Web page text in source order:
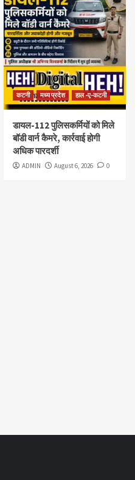
कटनी मध्य प्रदेश हाल -ए-कटनी
डायल-112 पुलिसकर्मियों को मिले
बॉडी वार्न कैमरे, कार्रवाई होगी
अधिक पारदर्शी
ADMIN August 6, 2026 0